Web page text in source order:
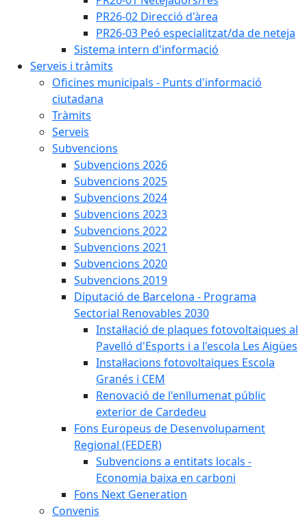
PR26-02 Direcció d'àrea
PR26-03 Peó especialitzat/da de neteja
Sistema intern d'informació
Serveis i tràmits
Oficines municipals - Punts d'informació
ciutadana
Tràmits
Serveis
Subvencions
Subvencions 2026
Subvencions 2025
Subvencions 2024
Subvencions 2023
Subvencions 2022
Subvencions 2021
Subvencions 2020
Subvencions 2019
Diputació de Barcelona - Programa
Sectorial Renovables 2030
Instal·lació de plaques fotovoltaiques al
Pavelló d'Esports i a l'escola Les Aigües
Instal·lacions fotovoltaiques Escola
Granés i CEM
Renovació de l'enllumenat públic
exterior de Cardedeu
Fons Europeus de Desenvolupament
Regional (FEDER)
Subvencions a entitats locals -
Economia baixa en carboni
Fons Next Generation
Convenis